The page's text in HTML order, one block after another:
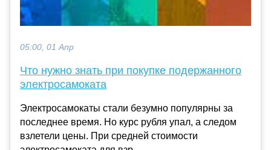
05:00, 01 Апр
Что нужно знать при покупке подержанного
электросамоката
Электросамокаты стали безумно популярны за
последнее время. Но курс рубля упал, а следом
взлетели цены. При средней стоимости